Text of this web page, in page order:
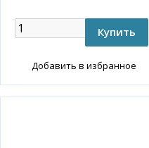
Добавить в избранное